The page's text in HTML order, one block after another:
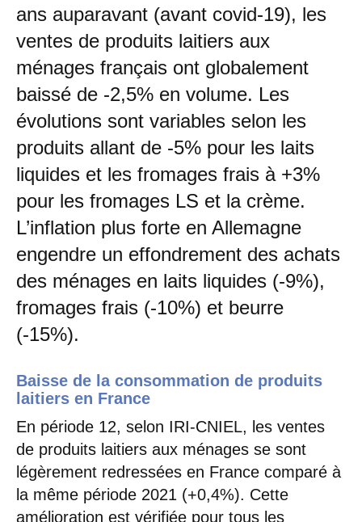
ans auparavant (avant covid-19), les
ventes de produits laitiers aux
ménages français ont globalement
baissé de -2,5% en volume. Les
évolutions sont variables selon les
produits allant de -5% pour les laits
liquides et les fromages frais à +3%
pour les fromages LS et la crème.
L’inflation plus forte en Allemagne
engendre un effondrement des achats
des ménages en laits liquides (-9%),
fromages frais (-10%) et beurre
(-15%).
Baisse de la consommation de produits
laitiers en France
En période 12, selon IRI-CNIEL, les ventes
de produits laitiers aux ménages se sont
légèrement redressées en France comparé à
la même période 2021 (+0,4%). Cette
amélioration est vérifiée pour tous les